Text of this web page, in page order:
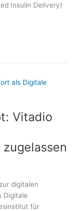
Insulin Delivery)
Vitadio
digitalen
Digitale
für